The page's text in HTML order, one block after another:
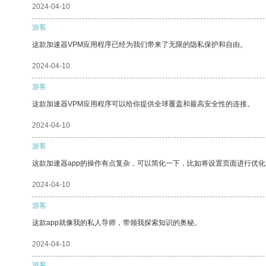
2024-04-10
游客
这款加速器VPM应用程序已经为我们带来了无限的隐私保护和自由。
2024-04-10
游客
这款加速器VPM应用程序可以给你提供全球覆盖和最高安全性的连接。
2024-04-10
游客
这款加速器app的操作有点复杂，可以简化一下，比如将设置页面进行优
2024-04-10
游客
这款app就像我的私人导师，带领我探索知识的奥秘。
2024-04-10